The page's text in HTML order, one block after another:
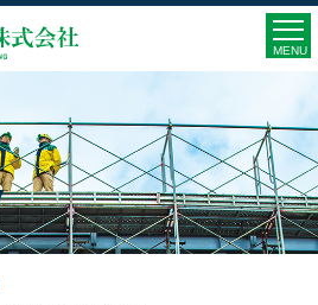
MENU